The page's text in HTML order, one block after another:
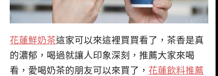
花蓮鮮奶茶這家可以來這裡買買看了，茶香是真
的濃郁，喝過就讓人印象深刻，推薦大家來喝
看，愛喝奶茶的朋友可以來買了， 花蓮飲料推薦